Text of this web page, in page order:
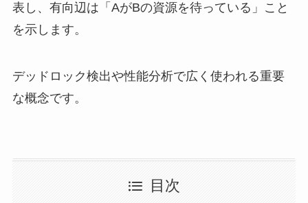
表し、有向辺は「AがBの資源を待っている」こと
を示します。
デッドロック検出や性能分析で広く使われる重要
な概念です。
目次